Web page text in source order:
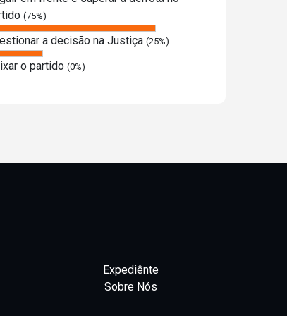
(75%)
a decisão na Justiça (25%)
o partido (0%)
Expediênte
Sobre Nós